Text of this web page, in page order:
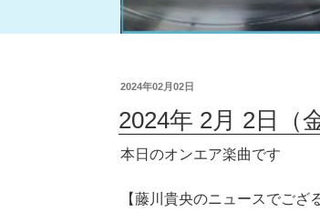
2024年02月02日
2024年 2月 2日（金
本日のオンエア楽曲です
【藤川貴央のニュースでござ